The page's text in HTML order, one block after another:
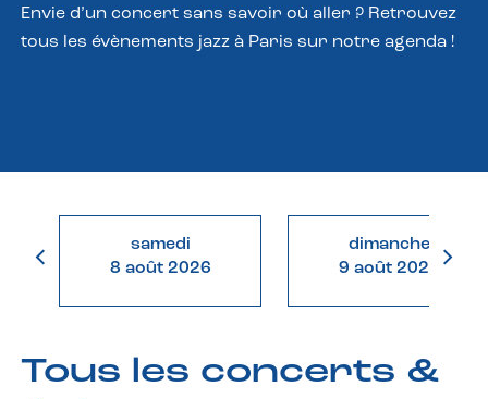
Envie d’un concert sans savoir où aller ? Retrouvez
tous les évènements jazz à Paris sur notre agenda !
samedi
8 août 2026
dimanche
9 août 2026
Tous les concerts &